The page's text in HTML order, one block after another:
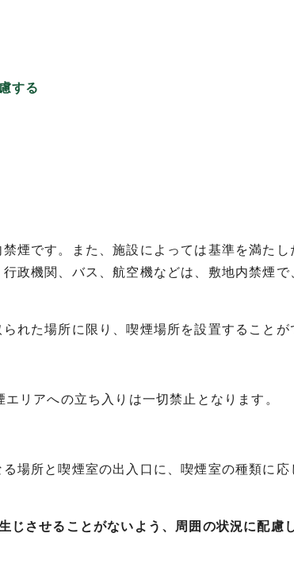
する
煙です。また、施設によっては基準を満たし
政機関、バス、航空機などは、敷地内禁煙で
れた場所に限り、喫煙場所を設置することが
リアへの立ち入りは一切禁止となります。
場所と喫煙室の出入口に、喫煙室の種類に応
じさせることがないよう、周囲の状況に配慮